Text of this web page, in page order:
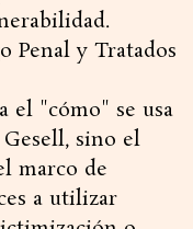
Penal y Tratados
el "cómo" se usa
sino el
marco de
a utilizar